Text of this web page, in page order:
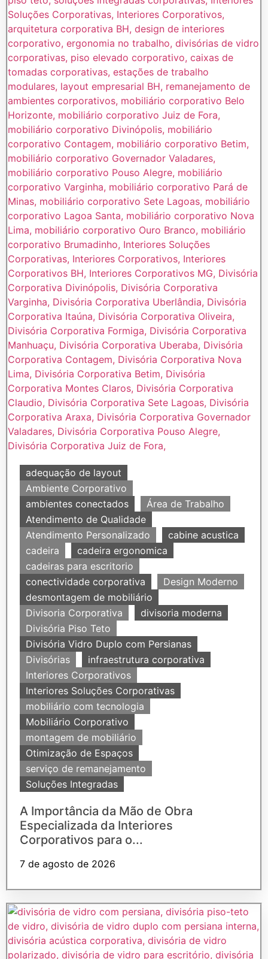
adequação de layout
Ambiente Corporativo
ambientes conectados
Área de Trabalho
Atendimento de Qualidade
Atendimento Personalizado
cabine acustica
cadeira
cadeira ergonomica
cadeiras para escritorio
conectividade corporativa
Design Moderno
desmontagem de mobiliário
Divisoria Corporativa
divisoria moderna
Divisória Piso Teto
Divisória Vidro Duplo com Persianas
Divisórias
infraestrutura corporativa
Interiores Corporativos
Interiores Soluções Corporativas
mobiliário com tecnologia
Mobiliário Corporativo
montagem de mobiliário
Otimização de Espaços
serviço de remanejamento
Soluções Integradas
A Importância da Mão de Obra
Especializada da Interiores
Corporativos para o...
7 de agosto de 2026